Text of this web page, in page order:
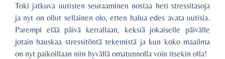
Toki jatkuva uutisten seuraaminen nostaa heti stressitasoja
ja nyt on ollut sellainen olo, etten halua edes avata uutisia.
Parempi elää päivä kerrallaan, keksiä jokaiselle päivälle
jotain hauskaa stressitöntä tekemistä ja kun koko maailma
on nyt paikoillaan niin hyvällä omatunnolla voin itsekin olla!